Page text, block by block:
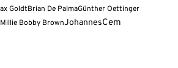
GoldtBrian De PalmaGünther Oettinger
Millie Bobby BrownJohannesCem